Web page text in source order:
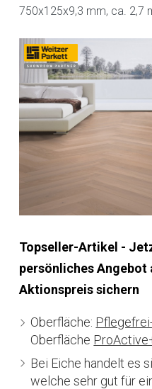
750x125x9,3 mm, ca. 2,7
Topseller-Artikel -
persönliches Angebot
Aktionspreis sichern
Oberfläche:
Oberfläche
Bei Eiche handelt es
welche sehr gut für